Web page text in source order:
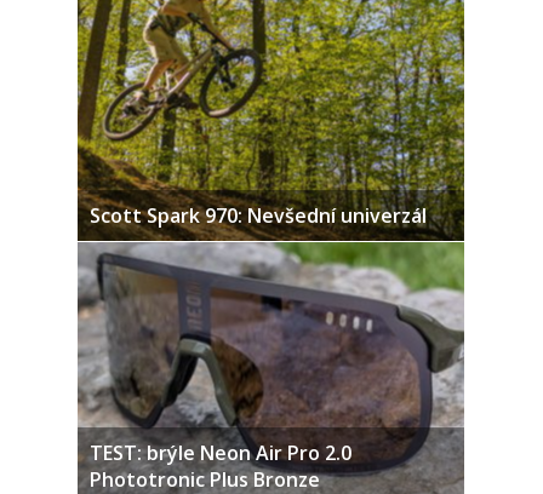
Scott Spark 970: Nevšední univerzál
TEST: brýle Neon Air Pro 2.0
Phototronic Plus Bronze